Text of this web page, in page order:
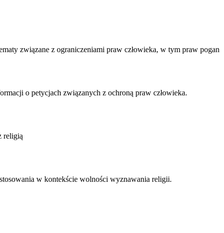
związane z ograniczeniami praw człowieka, w tym praw pogan
o petycjach związanych z ochroną praw człowieka.
religią
w kontekście wolności wyznawania religii.